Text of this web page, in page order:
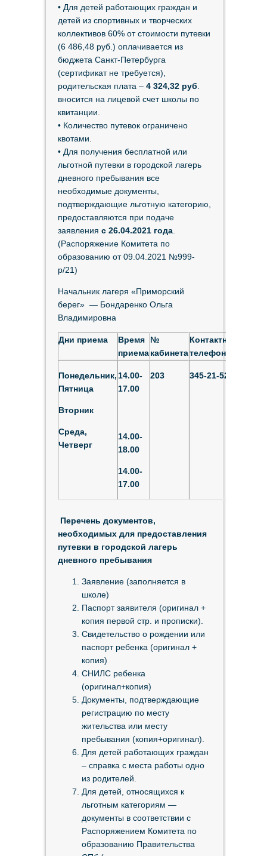
• Для детей работающих граждан и
детей из спортивных и творческих
коллективов 60% от стоимости путевки
(6 486,48 руб.) оплачивается из
бюджета Санкт-Петербурга
(сертификат не требуется),
родительская плата – 4 324,32 руб
вносится на лицевой счет школы по
квитанции.
• Количество путевок ограничено
квотами.
• Для получения бесплатной или
льготной путевки в городской лагерь
дневного пребывания все
необходимые документы,
подтверждающие льготную категорию,
предоставляются при подаче
заявления с 26.04.2021 года.
(Распоряжение Комитета по
образованию от 09.04.2021 №999-
р/21)
Начальник лагеря «Приморский
берег» — Бондаренко Ольга
Владимировна
Дни приема
Время
приема
№
кабинета
Контактный
телефон
Понедельник,
Пятница
Вторник
Среда,
Четверг
14.00-
17.00
14.00-
18.00
14.00-
17.00
203 345-21-52
Перечень документов,
необходимых для предоставления
путевки в городской лагерь
дневного пребывания
Заявление (заполняется в
школе)
Паспорт заявителя (оригинал +
копия первой стр. и прописки).
Свидетельство о рождении или
паспорт ребенка (оригинал +
копия)
СНИЛС ребенка
(оригинал+копия)
Документы, подтверждающие
регистрацию по месту
жительства или месту
пребывания (копия+оригинал).
Для детей работающих граждан
– справка с места работы одно
из родителей.
Для детей, относящихся к
льготным категориям —
документы в соответствии с
Распоряжением Комитета по
образованию Правительства